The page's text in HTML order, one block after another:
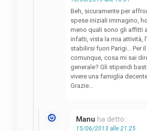
Beh, sicuramente per
spese iniziali immagino,
meno quali sono gli affitti
infatti, vista la mia attività,
stabilirsi fuori Parigi… Per
comunque, cosa mi sai
generale? Gli stipendi
vivere una famiglia
Grazie…
Manu ha detto:
15/06/2013 alle 21:25